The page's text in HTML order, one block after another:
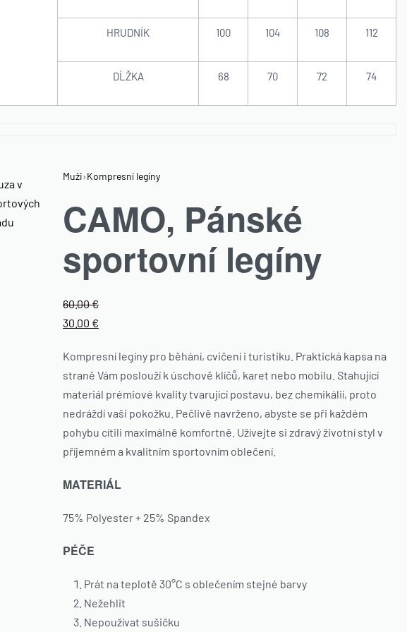
HRUDNÍK 100 104 108 112
DĹŽKA 68 70 72 74
Muži›Kompresní legíny
CAMO, Pánské
sportovní legíny
60.00€
30.00 €
Kompresní legíny pro běhání, cvičení i turistiku. Praktická kapsa na
straně Vám poslouží k úschově klíčů, karet nebo mobilu. Stahující
materiál prémiové kvality tvarující postavu, bez chemikálií, proto
nedráždí vaši pokožku. Pečlivě navrženo, abyste se při každém
pohybu cítili maximálně komfortně. Užívejte si zdravý životní styl v
příjemném a kvalitním sportovním oblečení.
MATERIÁL
75% Polyester + 25% Spandex
PÉČE
Prát na teplotě 30°C s oblečením stejné barvy
Nežehlit
Nepoužívat sušičku